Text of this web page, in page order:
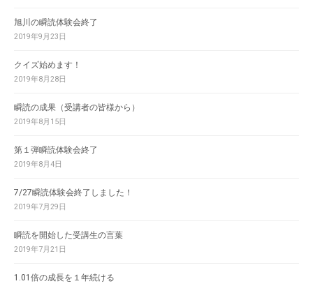
旭川の瞬読体験会終了
2019年9月23日
クイズ始めます！
2019年8月28日
瞬読の成果（受講者の皆様から）
2019年8月15日
第１弾瞬読体験会終了
2019年8月4日
7/27瞬読体験会終了しました！
2019年7月29日
瞬読を開始した受講生の言葉
2019年7月21日
1.01倍の成長を１年続ける